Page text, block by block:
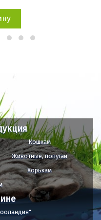
Кошкам
Животные, попугаи
Хорькам